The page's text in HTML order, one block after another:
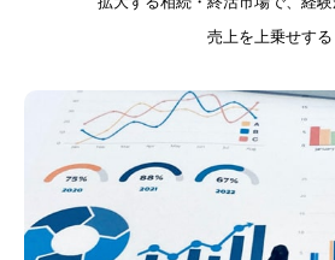
売上を上乗せする